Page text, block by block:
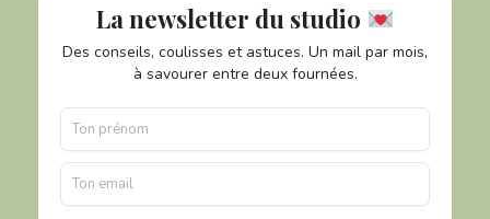
La newsletter du studio
Des conseils, coulisses et astuces. Un mail par mois,
à savourer entre deux fournées.